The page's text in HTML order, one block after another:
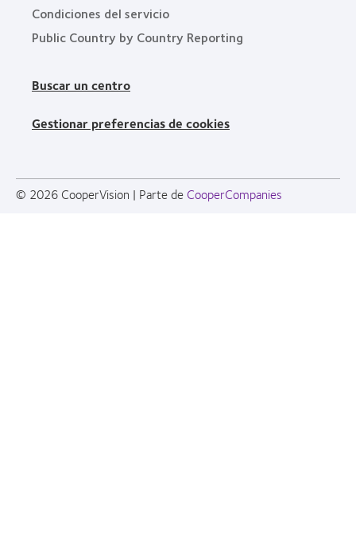
Condiciones del servicio
Public Country by Country Reporting
Buscar un centro
Gestionar preferencias de cookies
© 2026 CooperVision | Parte de CooperCompanies